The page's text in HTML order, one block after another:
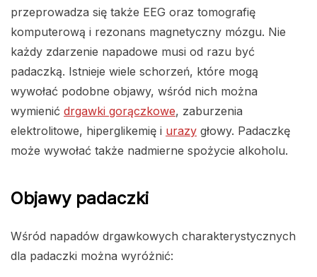
przeprowadza się także EEG oraz tomografię
komputerową i rezonans magnetyczny mózgu. Nie
każdy zdarzenie napadowe musi od razu być
padaczką. Istnieje wiele schorzeń, które mogą
wywołać podobne objawy, wśród nich można
wymienić drgawki gorączkowe, zaburzenia
elektrolitowe, hiperglikemię i urazy głowy. Padaczkę
może wywołać także nadmierne spożycie alkoholu.
Objawy padaczki
Wśród napadów drgawkowych charakterystycznych
dla padaczki można wyróżnić: